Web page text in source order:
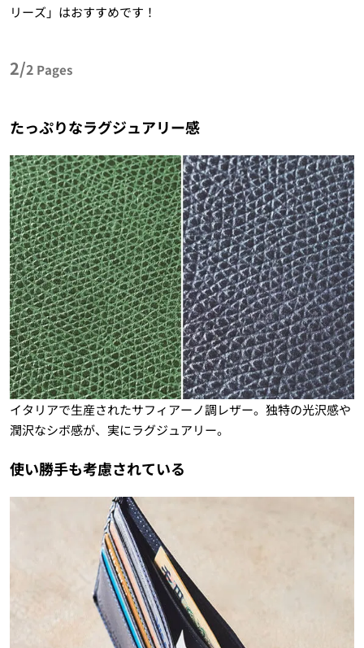
リーズ」はおすすめです！
2/2 Pages
たっぷりなラグジュアリー感
イタリアで生産されたサフィアーノ調レザー。独特の光沢感や
潤沢なシボ感が、実にラグジュアリー。
使い勝手も考慮されている